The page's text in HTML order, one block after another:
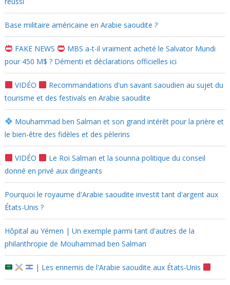
Base militaire américaine en Arabie saoudite ?
FAKE NEWS
MBS a-t-il vraiment acheté le Salvator Mundi
pour 450 M$ ? Démenti et déclarations officielles ici
VIDÉO
Recommandations d'un savant saoudien au sujet du
tourisme et des festivals en Arabie saoudite
Mouhammad ben Salman et son grand intérêt pour la prière et
le bien-être des fidèles et des pèlerins
VIDÉO
Le Roi Salman et la sounna politique du conseil
donné en privé aux dirigeants
Pourquoi le royaume d'Arabie saoudite investit tant d'argent aux
États-Unis ?
Hôpital au Yémen | Un exemple parmi tant d'autres de la
philanthropie de Mouhammad ben Salman
| Les ennemis de l'Arabie saoudite aux États-Unis